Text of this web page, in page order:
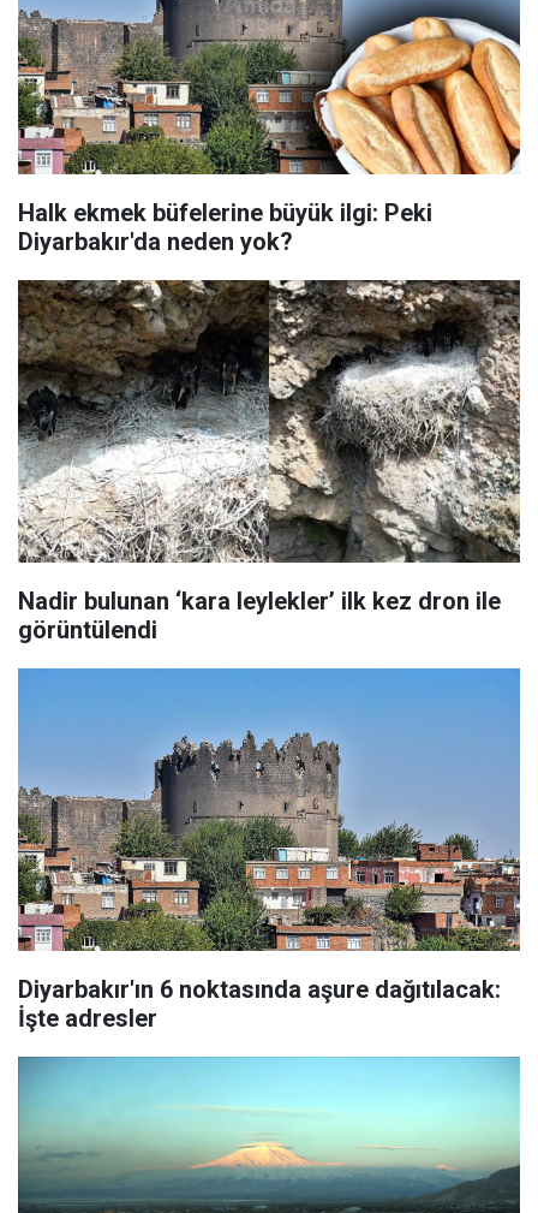
Halk ekmek büfelerine büyük ilgi: Peki
Diyarbakır'da neden yok?
Nadir bulunan ‘kara leylekler’ ilk kez dron ile
görüntülendi
Diyarbakır'ın 6 noktasında aşure dağıtılacak:
İşte adresler